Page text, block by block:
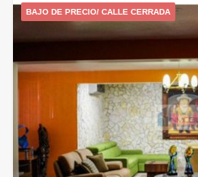
BAJO DE PRECIO/ CALLE CERRADA